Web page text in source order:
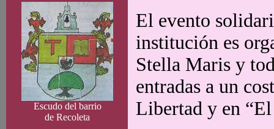
Escudo del barrio
de Recoleta
El evento
institución es
Stella Maris y
entradas a un
Libertad y en